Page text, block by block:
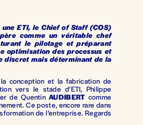
ETI, le Chief of Staff (COS)
comme un véritable chef
le pilotage et préparant
optimisation des processus et
discret mais déterminant de la
conception et la fabrication de
vers le stade d’ETI, Philippe
de QuentinAUDIBERT comme
Ce poste, encore rare dans
de l’entreprise. Regards